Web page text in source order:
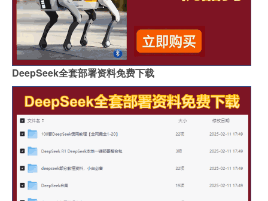
DeepSeek全套部署资料免费下载